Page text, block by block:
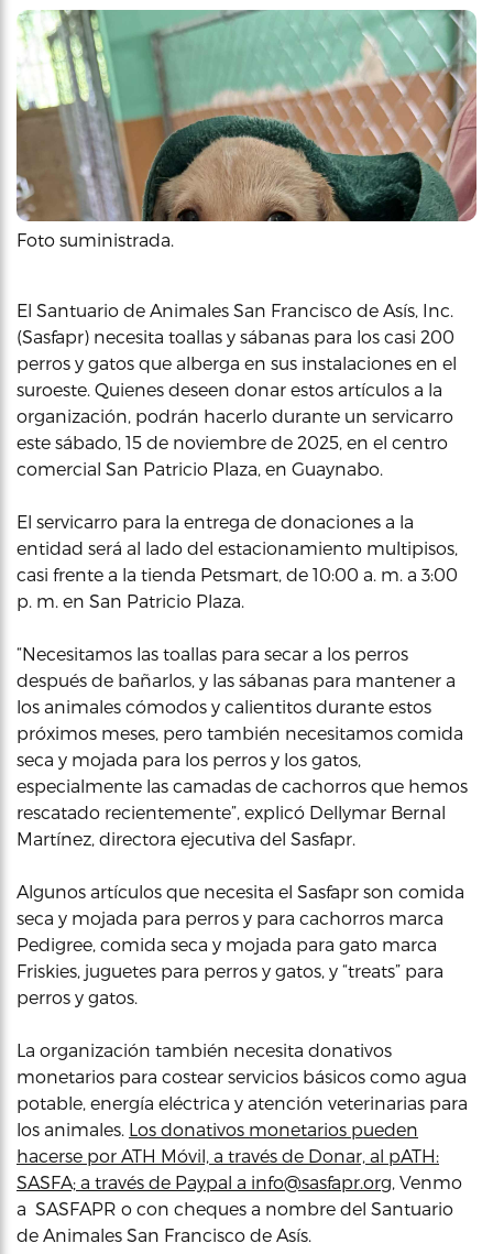
Foto suministrada.
El Santuario de Animales San Francisco de Asís, Inc.
(Sasfapr) necesita toallas y sábanas para los casi 200
perros y gatos que alberga en sus instalaciones en el
suroeste. Quienes deseen donar estos artículos a la
organización, podrán hacerlo durante un servicarro
este sábado, 15 de noviembre de 2025, en el centro
comercial San Patricio Plaza, en Guaynabo.
El servicarro para la entrega de donaciones a la
entidad será al lado del estacionamiento multipisos,
casi frente a la tienda Petsmart, de 10:00 a. m. a 3:00
p. m. en San Patricio Plaza.
“Necesitamos las toallas para secar a los perros
después de bañarlos, y las sábanas para mantener a
los animales cómodos y calientitos durante estos
próximos meses, pero también necesitamos comida
seca y mojada para los perros y los gatos,
especialmente las camadas de cachorros que hemos
rescatado recientemente”, explicó Dellymar Bernal
Martínez, directora ejecutiva del Sasfapr.
Algunos artículos que necesita el Sasfapr son comida
seca y mojada para perros y para cachorros marca
Pedigree, comida seca y mojada para gato marca
Friskies, juguetes para perros y gatos, y “treats” para
perros y gatos.
La organización también necesita donativos
monetarios para costear servicios básicos como agua
potable, energía eléctrica y atención veterinarias para
los animales. Los donativos monetarios pueden
hacerse por ATH Móvil, a través de Donar, al pATH:
SASFA; a través de Paypal a info@sasfapr.org, Venmo
a SASFAPR o con cheques a nombre del Santuario
de Animales San Francisco de Asís.